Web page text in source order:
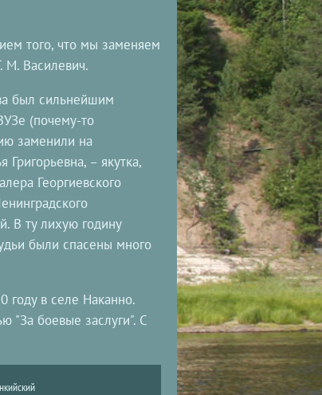
того, что мы заменяем
М. Василевич.
был сильнейшим
(почему-то
заменили на
– якутка,
Георгиевского
В ту лихую годину
были спасены много
году в селе Наканно.
"За боевые заслуги". С